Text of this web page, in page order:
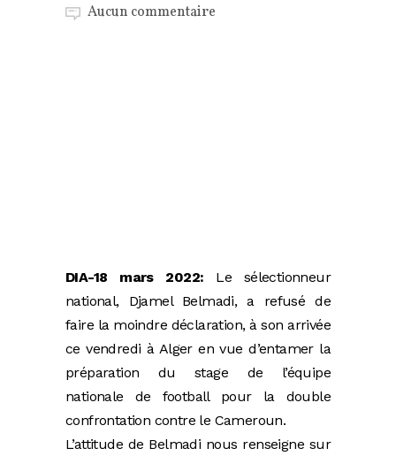
Aucun commentaire
DIA-18 mars 2022: Le sélectionneur
national, Djamel Belmadi, a refusé de
faire la moindre déclaration, à son arrivée
ce vendredi à Alger en vue d’entamer la
préparation du stage de l’équipe
nationale de football pour la double
confrontation contre le Cameroun.
L’attitude de Belmadi nous renseigne sur